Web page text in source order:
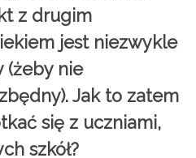
z drugim
jest niezwykle
(żeby nie
Jak to zatem
się z uczniami,
szkół?